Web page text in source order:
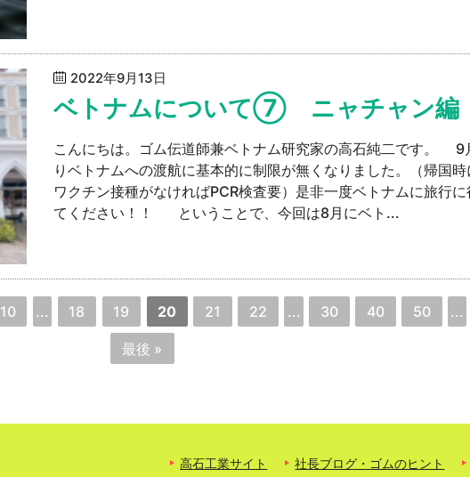
2022年9月13日
ベトナムについて⑦ ニャチャン編
こんにちは。ゴム伝道師兼ベトナム研究家の高石純二です。 9
りベトナムへの渡航に基本的に制限が無くなりました。（帰国
ワクチン接種がなければPCR検査要）是非一度ベトナムに旅行
てください！！ ということで、今回は8月にベト...
10 ... 18 19 20 21 22 ... 30 40 50 ...
最後 »
高石工業サイト 社長ブログ・ゴムのヒント